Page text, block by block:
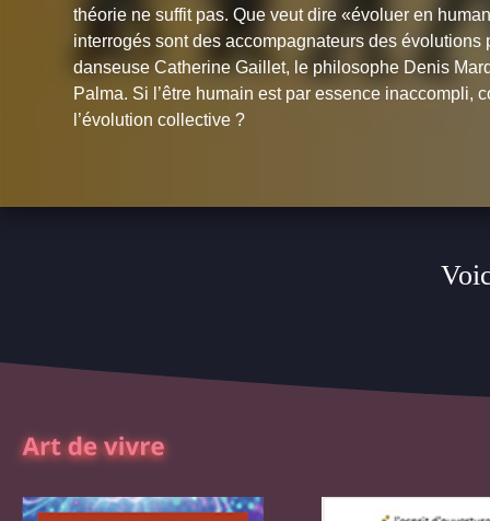
théorie ne suffit pas. Que veut dire «évoluer en
interrogés sont des accompagnateurs des
danseuse Catherine Gaillet, le philosophe Denis
Palma. Si l’être humain est par essence inaccompli,
l’évolution collective ?